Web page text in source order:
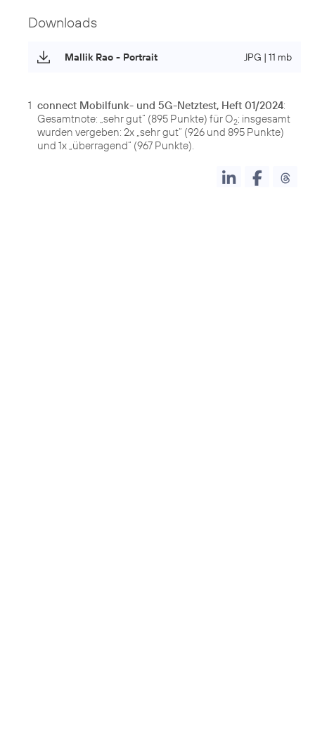
Downloads
Mallik Rao - Portrait JPG | 11 mb
1 connect Mobilfunk- und 5G-Netztest, Heft 01/2024:
Gesamtnote: „sehr gut“ (895 Punkte) für O2; insgesamt
wurden vergeben: 2x „sehr gut“ (926 und 895 Punkte)
und 1x „überragend“ (967 Punkte).